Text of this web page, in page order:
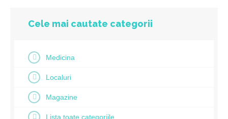
Cele mai cautate categorii
Medicina
Localuri
Magazine
Lista toate categoriile